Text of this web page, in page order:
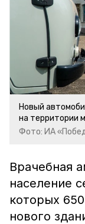
Новый
на территории
Фото: ИА
Врачебная
население
которых
нового